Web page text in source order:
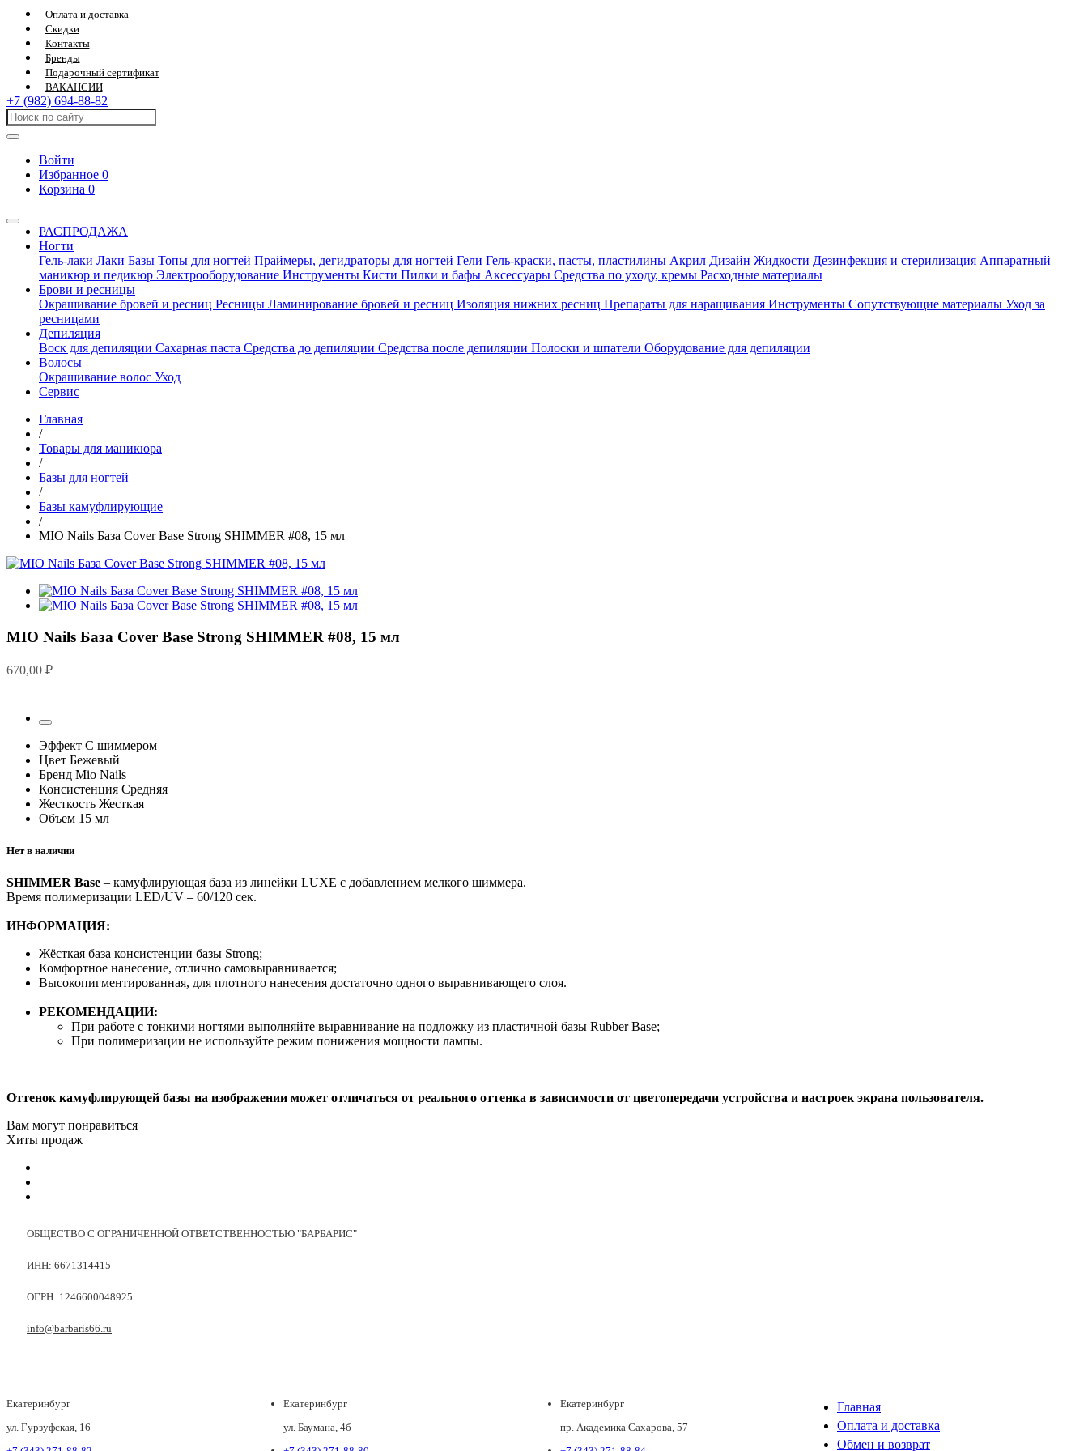
Оплата и доставка
Скидки
Контакты
Бренды
Подарочный сертификат
ВАКАНСИИ
+7 (982) 694-88-82
Войти
Избранное 0
Корзина 0
РАСПРОДАЖА
Ногти
Гель-лаки Лаки Базы Топы для ногтей Праймеры, дегидраторы для ногтей Гели Гель-краски, пасты, пластилины Акрил Дизайн Жидкости Дезинфекция и стерилизация Аппаратный
маникюр и педикюр Электрооборудование Инструменты Кисти Пилки и бафы Аксессуары Средства по уходу, кремы Расходные материалы
Брови и ресницы
Окрашивание бровей и ресниц Ресницы Ламинирование бровей и ресниц Изоляция нижних ресниц Препараты для наращивания Инструменты Сопутствующие материалы Уход за
ресницами
Депиляция
Воск для депиляции Сахарная паста Средства до депиляции Средства после депиляции Полоски и шпатели Оборудование для депиляции
Волосы
Окрашивание волос Уход
Сервис
Главная
/
Товары для маникюра
/
Базы для ногтей
/
Базы камуфлирующие
/
MIO Nails База Cover Base Strong SHIMMER #08, 15 мл
MIO Nails База Cover Base Strong SHIMMER #08, 15 мл
670,00 ₽
Эффект С шиммером
Цвет Бежевый
Бренд Mio Nails
Консистенция Средняя
Жесткость Жесткая
Объем 15 мл
Нет в наличии
SHIMMER Base – камуфлирующая база из линейки LUXE с добавлением мелкого шиммера.
Время полимеризации LED/UV – 60/120 сек.
ИНФОРМАЦИЯ:
Жёсткая база консистенции базы Strong;
Комфортное нанесение, отлично самовыравнивается;
Высокопигментированная, для плотного нанесения достаточно одного выравнивающего слоя.
РЕКОМЕНДАЦИИ:
При работе с тонкими ногтями выполняйте выравнивание на подложку из пластичной базы Rubber Base;
При полимеризации не используйте режим понижения мощности лампы.
Оттенок камуфлирующей базы на изображении может отличаться от реального оттенка в зависимости от цветопередачи устройства и настроек экрана пользователя.
Вам могут понравиться
Хиты продаж
ОБЩЕСТВО С ОГРАНИЧЕННОЙ ОТВЕТСТВЕННОСТЬЮ "БАРБАРИС"
ИНН: 6671314415
ОГРН: 1246600048925
info@barbaris66.ru
Екатеринбург
ул. Гурзуфская, 16
Екатеринбург
ул. Баумана, 4б
Екатеринбург
пр. Академика Сахарова, 57
Главная
Оплата и доставка
Обмен и возврат